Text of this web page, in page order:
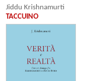
Jiddu Krishnamurti
TACCUINO